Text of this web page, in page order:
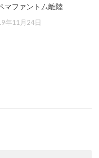
マファントム離陸
年11月24日